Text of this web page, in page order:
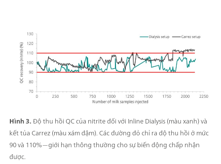
Hình 3.Độ thu hồi QC của nitrite đối với Inline Dialysis (màu xanh) và
kết tủa Carrez (màu xám đậm). Các đường đỏ chỉ ra độ thu hồi ở mức
90 và 110%—giới hạn thông thường cho sự biến động chấp nhận
được.